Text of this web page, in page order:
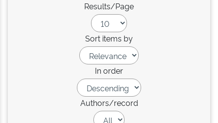
Results/Page
Sort items by
In order
Authors/record